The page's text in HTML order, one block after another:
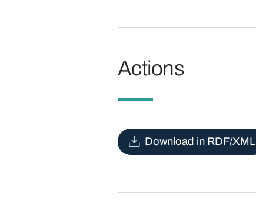
Actions
Download in RDF/XML